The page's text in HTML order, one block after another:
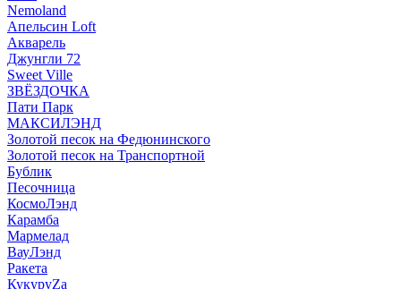
Nemoland
Апельсин Loft
Акварель
Джунгли 72
Sweet Ville
ЗВЁЗДОЧКА
Пати Парк
МАКСИЛЭНД
Золотой песок на Федюнинского
Золотой песок на Транспортной
Бублик
Песочница
КосмоЛэнд
Карамба
Мармелад
ВауЛэнд
Ракета
КукуруZа